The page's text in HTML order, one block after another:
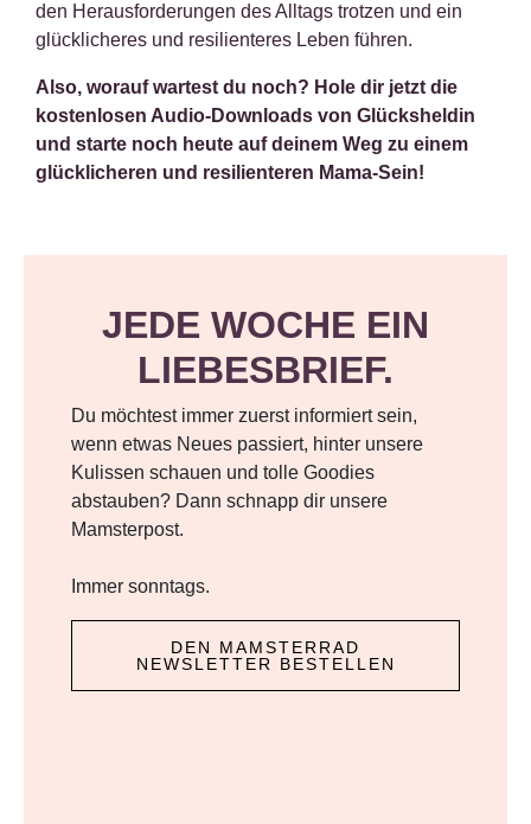
den Herausforderungen des Alltags trotzen und ein
glücklicheres und resilienteres Leben führen.
Also, worauf wartest du noch? Hole dir jetzt die
kostenlosen Audio-Downloads von Glücksheldin
und starte noch heute auf deinem Weg zu einem
glücklicheren und resilienteren Mama-Sein!
JEDE WOCHE EIN
LIEBESBRIEF.
Du möchtest immer zuerst informiert sein,
wenn etwas Neues passiert, hinter unsere
Kulissen schauen und tolle Goodies
abstauben? Dann schnapp dir unsere
Mamsterpost.
Immer sonntags.
DEN MAMSTERRAD
NEWSLETTER BESTELLEN